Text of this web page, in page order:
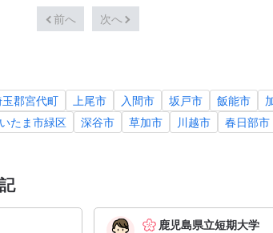
前へ 次へ
郡宮代町 上尾市 入間市 坂戸市 飯能市
たま市緑区 深谷市 草加市 川越市 春日部市
鹿児島県立短期大学